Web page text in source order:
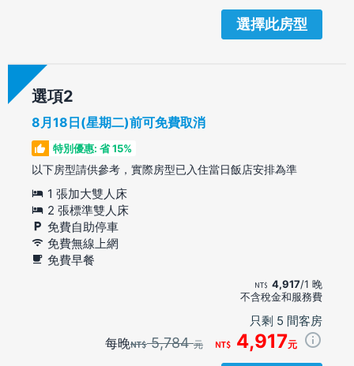
選擇此房型
選項
8月18日(星期二)前可免費取消
特別優惠: 省 15%
以下房型請供參考，實際房型已入住當日飯店安排為準
1 張加大雙人床
2 張標準雙人床
免費自助停車
免費無線上網
免費早餐
4,917/1 晚
不含稅金和服務費
只剩 5 間客房
每晚 5,784元 4,917元